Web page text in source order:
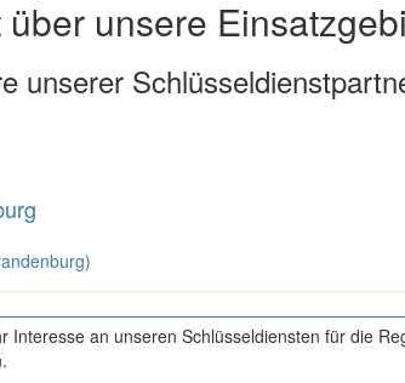
über unsere
unserer
Interesse an unseren Schlüsseldiensten für die